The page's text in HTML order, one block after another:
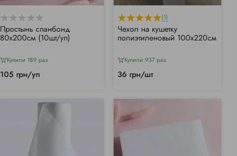
Простынь спанбонд
80х200см (10шт/уп)
Купили 189 раз
105 грн/уп
(1)
Чехол на кушетку
полиэтиленовый 100х220см
Купили 937 раз
36 грн/шт